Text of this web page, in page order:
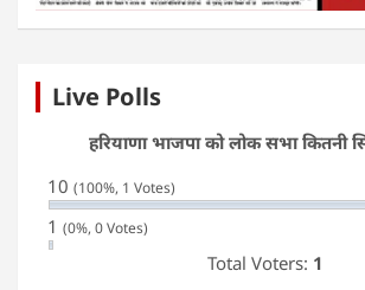
Live Polls
हरियाणा भाजपा को लोक सभा कितनी
10 (100%, 1 Votes)
1 (0%, 0 Votes)
Total Voters: 1